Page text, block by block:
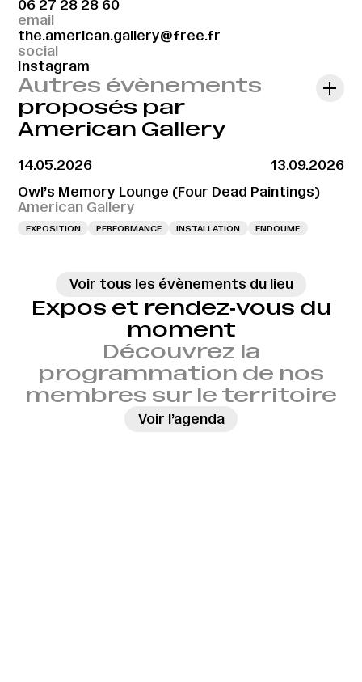
06 27 28 28 60
email
the.american.gallery@free.fr
social
Instagram
Autres évènements
proposés par
American Gallery
14.05.2026
13.09.2026
Owl’s Memory Lounge (Four Dead Paintings)
American Gallery
EXPOSITION PERFORMANCE INSTALLATION ENDOUME
Voir tous les évènements du lieu
Expos et rendez‑vous du
moment
Découvrez la
programmation de nos
membres sur le territoire
Voir l’agenda